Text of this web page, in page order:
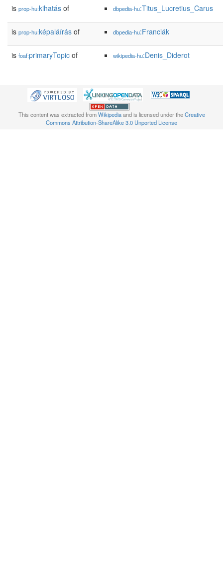
is prop-hu:kihatás of dbpedia-hu:Titus_Lucretius_Carus
is prop-hu:képaláírás of dbpedia-hu:Franciák
is foaf:primaryTopic of wikipedia-hu:Denis_Diderot
This content was extracted fromWikipediaand is licensed under theCreative
Commons Attribution-ShareAlike 3.0 Unported License